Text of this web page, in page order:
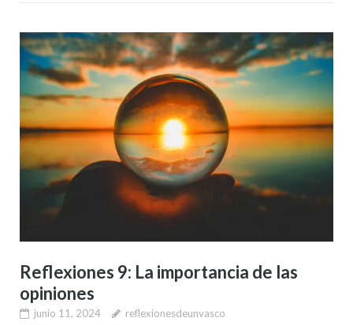
Reflexiones 9: La importancia de las
opiniones
junio 11, 2024
reflexionesdeunvasco